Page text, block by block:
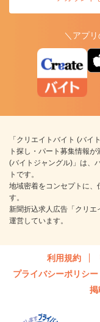
＼アプ
「クリエイトバイト (バイ
ト探し・パート募集情報
(バイトジャングル)」は、
トです。
地域密着をコンセプトに、
す。
新聞折込求人広告「クリ
運営しています。
利用規約
プライバシーポリシー
掲